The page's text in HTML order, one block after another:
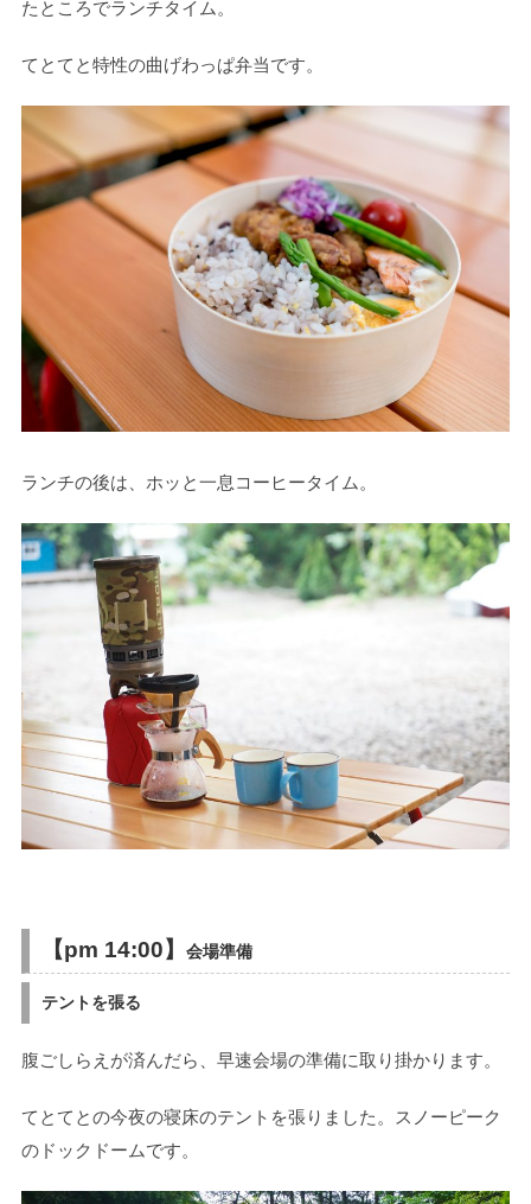
たところでランチタイム。
てとてと特性の曲げわっぱ弁当です。
ランチの後は、ホッと一息コーヒータイム。
【pm 14:00】 会場準備
テントを張る
腹ごしらえが済んだら、早速会場の準備に取り掛かります。
てとてとの今夜の寝床のテントを張りました。スノーピーク
のドックドームです。